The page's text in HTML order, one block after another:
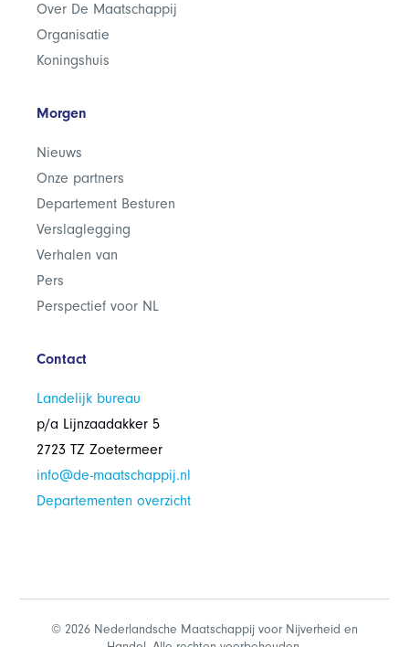
Over De Maatschappij
Organisatie
Koningshuis
Morgen
Nieuws
Onze partners
Departement Besturen
Verslaglegging
Verhalen van
Pers
Perspectief voor NL
Contact
Landelijk bureau
p/a Lijnzaadakker 5
2723 TZ Zoetermeer
info@de-maatschappij.nl
Departementen overzicht
© 2026 Nederlandsche Maatschappij voor Nijverheid en